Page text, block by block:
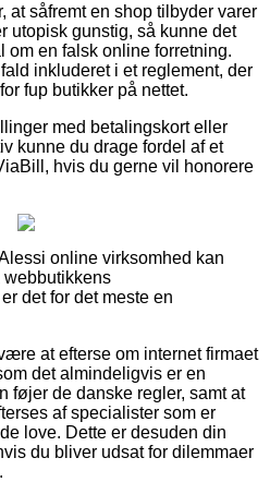
at såfremt en shop tilbyder varer
utopisk gunstig, så kunne det
en falsk online forretning.
inkluderet i et reglement, der
fup butikker på nettet.
med betalingskort eller
kunne du drage fordel af et
hvis du gerne vil honorere
online virksomhed kan
webbutikkens
det for det meste en
at efterse om internet firmaet
det almindeligvis er en
føjer de danske regler, samt at
af specialister som er
love. Dette er desuden din
du bliver udsat for dilemmaer